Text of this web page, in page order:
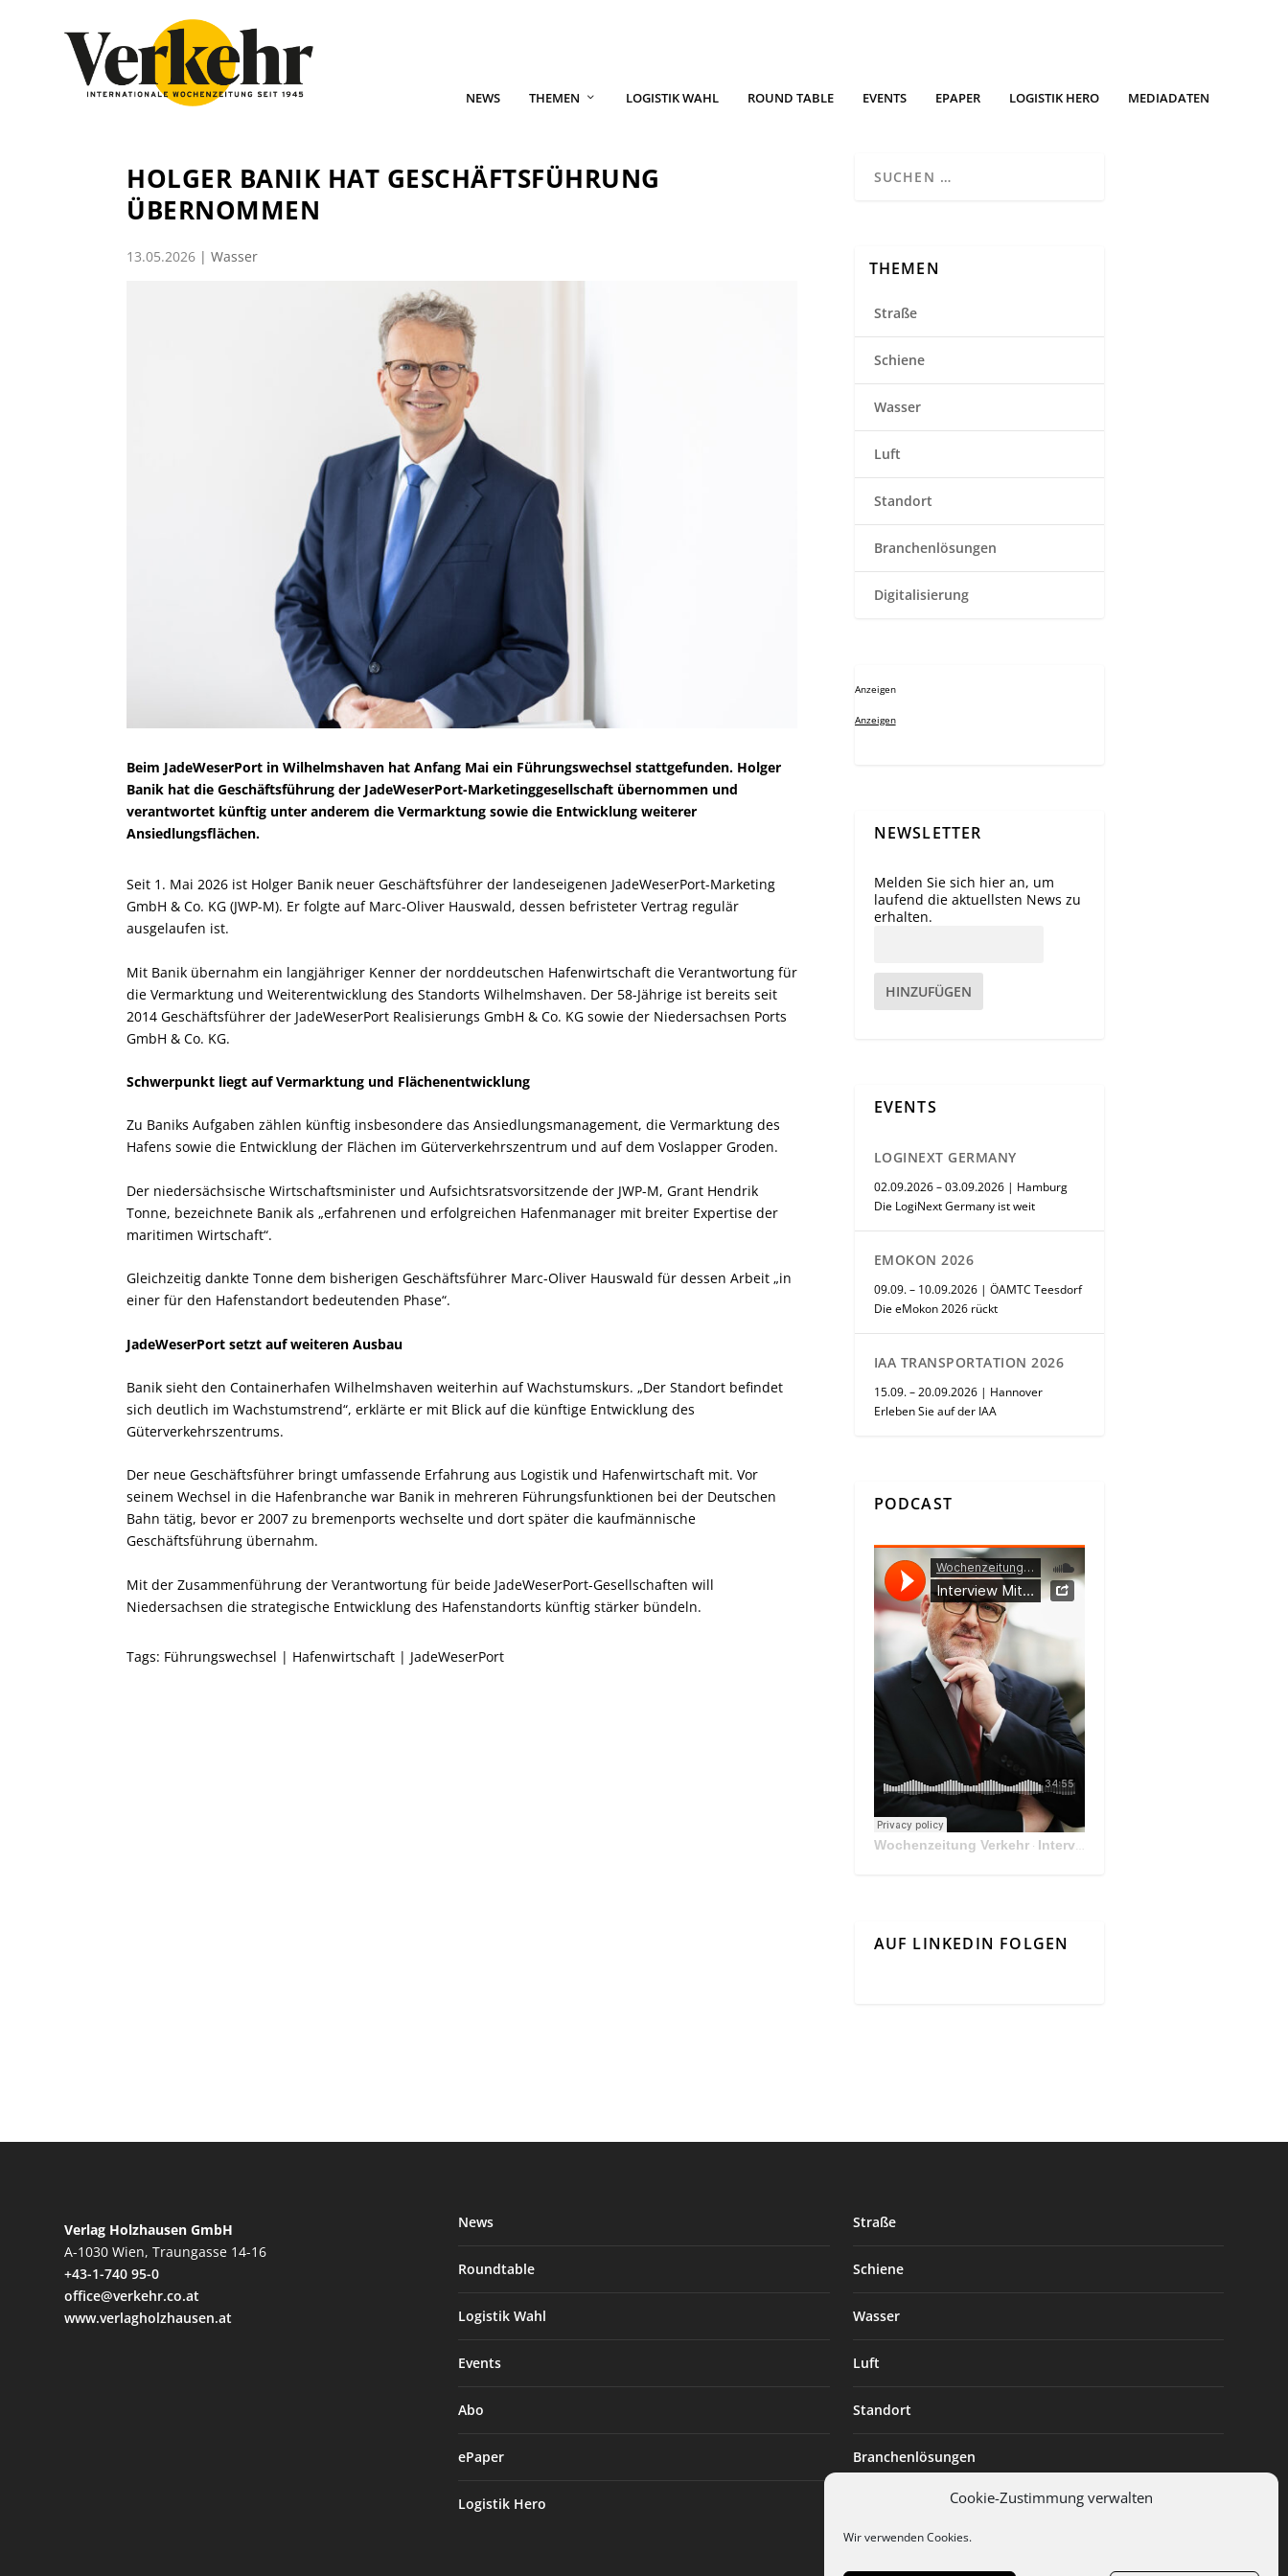
Cookie-Zustimmung verwalten
Wir verwenden Cookies.
NEWS THEMEN LOGISTIK WAHL ROUND TABLE EVENTS EPAPER LOGISTIK HERO MEDIADATEN
HOLGER BANIK HAT GESCHÄFTSFÜHRUNG
ÜBERNOMMEN
13.05.2026 | Wasser
Beim JadeWeserPort in Wilhelmshaven hat Anfang Mai ein Führungswechsel stattgefunden. Holger
Banik hat die Geschäftsführung der JadeWeserPort-Marketinggesellschaft übernommen und
verantwortet künftig unter anderem die Vermarktung sowie die Entwicklung weiterer
Ansiedlungsflächen.
Seit 1. Mai 2026 ist Holger Banik neuer Geschäftsführer der landeseigenen JadeWeserPort-Marketing
GmbH & Co. KG (JWP-M). Er folgte auf Marc-Oliver Hauswald, dessen befristeter Vertrag regulär
ausgelaufen ist.
Mit Banik übernahm ein langjähriger Kenner der norddeutschen Hafenwirtschaft die Verantwortung für
die Vermarktung und Weiterentwicklung des Standorts Wilhelmshaven. Der 58-Jährige ist bereits seit
2014 Geschäftsführer der JadeWeserPort Realisierungs GmbH & Co. KG sowie der Niedersachsen Ports
GmbH & Co. KG.
Schwerpunkt liegt auf Vermarktung und Flächenentwicklung
Zu Baniks Aufgaben zählen künftig insbesondere das Ansiedlungsmanagement, die Vermarktung des
Hafens sowie die Entwicklung der Flächen im Güterverkehrszentrum und auf dem Voslapper Groden.
Der niedersächsische Wirtschaftsminister und Aufsichtsratsvorsitzende der JWP-M, Grant Hendrik
Tonne, bezeichnete Banik als „erfahrenen und erfolgreichen Hafenmanager mit breiter Expertise der
maritimen Wirtschaft“.
Gleichzeitig dankte Tonne dem bisherigen Geschäftsführer Marc-Oliver Hauswald für dessen Arbeit „in
einer für den Hafenstandort bedeutenden Phase“.
JadeWeserPort setzt auf weiteren Ausbau
Banik sieht den Containerhafen Wilhelmshaven weiterhin auf Wachstumskurs. „Der Standort befindet
sich deutlich im Wachstumstrend“, erklärte er mit Blick auf die künftige Entwicklung des
Güterverkehrszentrums.
Der neue Geschäftsführer bringt umfassende Erfahrung aus Logistik und Hafenwirtschaft mit. Vor
seinem Wechsel in die Hafenbranche war Banik in mehreren Führungsfunktionen bei der Deutschen
Bahn tätig, bevor er 2007 zu bremenports wechselte und dort später die kaufmännische
Geschäftsführung übernahm.
Mit der Zusammenführung der Verantwortung für beide JadeWeserPort-Gesellschaften will
Niedersachsen die strategische Entwicklung des Hafenstandorts künftig stärker bündeln.
Tags: Führungswechsel | Hafenwirtschaft | JadeWeserPort
THEMEN
Straße
Schiene
Wasser
Luft
Standort
Branchenlösungen
Digitalisierung
Anzeigen
Anzeigen
NEWSLETTER
Melden Sie sich hier an, um
laufend die aktuellsten News zu
erhalten.
HINZUFÜGEN
EVENTS
LOGINEXT GERMANY
02.09.2026 – 03.09.2026 | Hamburg
Die LogiNext Germany ist weit
EMOKON 2026
09.09. – 10.09.2026 | ÖAMTC Teesdorf
Die eMokon 2026 rückt
IAA TRANSPORTATION 2026
15.09. – 20.09.2026 | Hannover
Erleben Sie auf der IAA
PODCAST
Wochenzeitung Verkehr· Interview Mit Andreas Matthä, CEO der ÖBB Holding
AUF LINKEDIN FOLGEN
Verlag Holzhausen GmbH
A-1030 Wien, Traungasse 14-16
+43-1-740 95-0
office@verkehr.co.at
www.verlagholzhausen.at
News
Roundtable
Logistik Wahl
Events
Abo
ePaper
Logistik Hero
Straße
Schiene
Wasser
Luft
Standort
Branchenlösungen